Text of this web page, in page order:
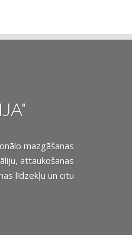
mazgāšanas
attaukošanas
līdzekļu un citu